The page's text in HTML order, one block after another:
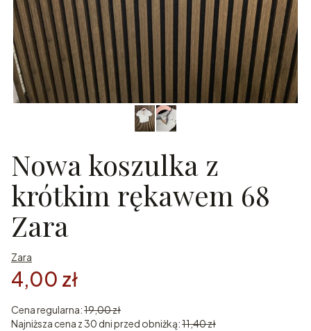
Nowa koszulka z
krótkim rękawem 68
Zara
Zara
4,00 zł
Cena regularna:19,00 zł
Najniższa cena z 30 dni przed obniżką:11,40 zł